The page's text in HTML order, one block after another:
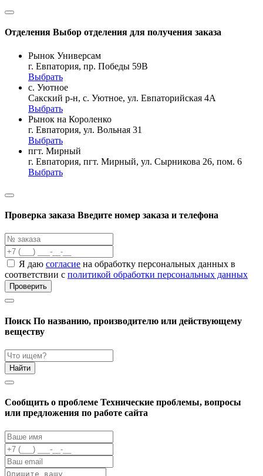
Отделения Выбор отделения для получения заказа
Рынок Универсам
г. Евпатория, пр. Победы 59В
Выбрать
с. Уютное
Сакский р-н, с. Уютное, ул. Евпаторийская 4А
Выбрать
Рынок на Короленко
г. Евпатория, ул. Вольная 31
Выбрать
пгт. Мирный
г. Евпатория, пгт. Мирный, ул. Сырникова 26, пом. 6
Выбрать
Проверка заказа Введите номер заказа и телефона
Я даю согласие на обработку персональных данных в
соответствии с политикой обработки персональных данных
Проверить
Поиск По названию, производителю или действующему
веществу
Найти
Cообщить о проблеме Технические проблемы, вопросы
или предложения по работе сайта